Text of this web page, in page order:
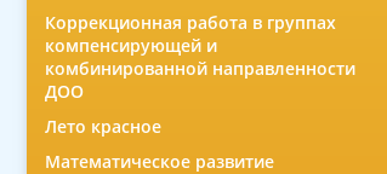
Коррекционная работа в группах
компенсирующей и
комбинированной направленности
ДОО
Лето красное
Математическое развитие